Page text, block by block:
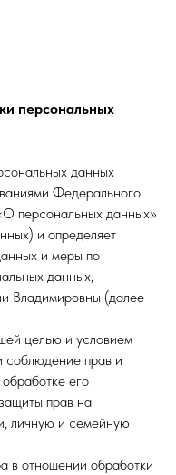
персональных
данных
Федерального
персональных данных»
и определяет
и меры по
данных,
Владимировны (далее
целью и условием
соблюдение прав и
его
прав на
личную и семейную
в отношении обработки